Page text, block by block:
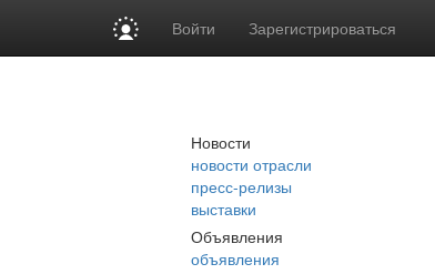
Войти Зарегистрироваться
Новости
новости отрасли
пресс-релизы
выставки
Объявления
объявления